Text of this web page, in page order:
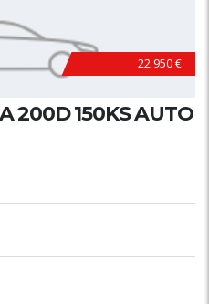
22.950 €
200D 150KS AUTO